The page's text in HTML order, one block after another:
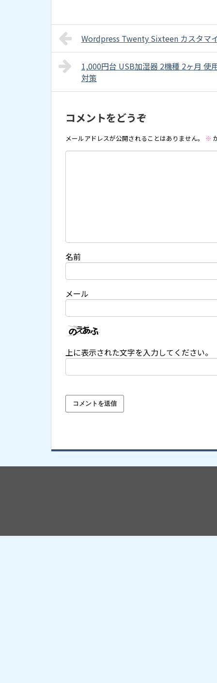
Wordpress Twenty Sixteen カスタマ
1,000円台 USB加湿器 2機種 2ヶ月 使
対策
コメントをどうぞ
メールアドレスが公開されることはありません。 ※
名前
メール
上に表示された文字を入力してください。